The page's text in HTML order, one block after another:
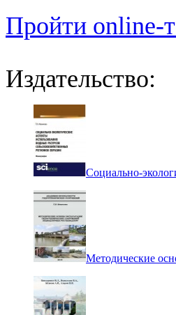
Пройти online-
Издательство:
Социально-
Методические